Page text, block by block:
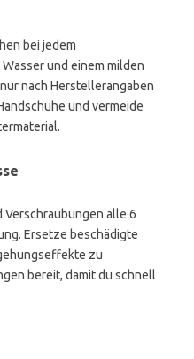
bei jedem
und einem milden
nach Herstellerangaben
und vermeide
Verschraubungen alle 6
Ersetze beschädigte
zu
bereit, damit du schnell